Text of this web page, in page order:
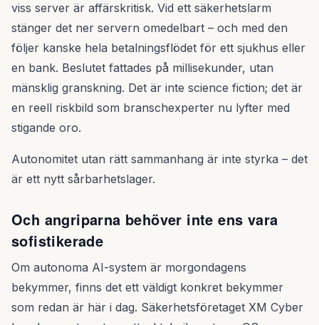
viss server är affärskritisk. Vid ett säkerhetslarm
stänger det ner servern omedelbart – och med den
följer kanske hela betalningsflödet för ett sjukhus eller
en bank. Beslutet fattades på millisekunder, utan
mänsklig granskning. Det är inte science fiction; det är
en reell riskbild som branschexperter nu lyfter med
stigande oro.
Autonomitet utan rätt sammanhang är inte styrka – det
är ett nytt sårbarhetslager.
Och angriparna behöver inte ens vara
sofistikerade
Om autonoma AI-system är morgondagens
bekymmer, finns det ett väldigt konkret bekymmer
som redan är här i dag. Säkerhetsföretaget XM Cyber